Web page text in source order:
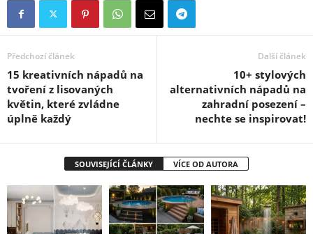
Předchozí článek
15 kreativních nápadů na
tvoření z lisovaných
květin, které zvládne
úplně každý
Další článek
10+ stylových
alternativních nápadů na
zahradní posezení –
nechte se inspirovat!
SOUVISEJÍCÍ ČLÁNKY VÍCE OD AUTORA